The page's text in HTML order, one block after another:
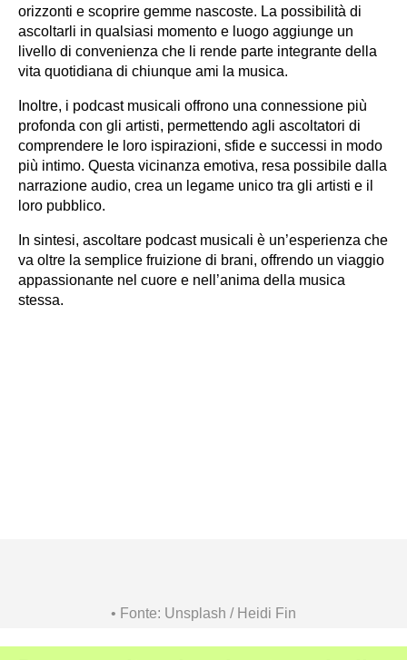
orizzonti e scoprire gemme nascoste. La possibilità di
ascoltarli in qualsiasi momento e luogo aggiunge un
livello di convenienza che li rende parte integrante della
vita quotidiana di chiunque ami la musica.
Inoltre, i podcast musicali offrono una connessione più
profonda con gli artisti, permettendo agli ascoltatori di
comprendere le loro ispirazioni, sfide e successi in modo
più intimo. Questa vicinanza emotiva, resa possibile dalla
narrazione audio, crea un legame unico tra gli artisti e il
loro pubblico.
In sintesi, ascoltare podcast musicali è un’esperienza che
va oltre la semplice fruizione di brani, offrendo un viaggio
appassionante nel cuore e nell’anima della musica
stessa.
Fonte: Unsplash / Heidi Fin